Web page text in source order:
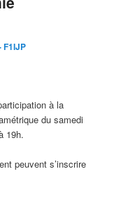
F1IJP
à la
du samedi
19h.
peuvent s’inscrire